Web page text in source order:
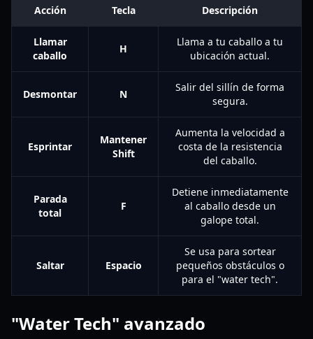
Acción Tecla Descripción
Llamar
caballo
H
Llama a tu caballo a tu
ubicación actual.
Desmontar N
Salir del sillín de forma
segura.
Esprintar
Mantener
Shift
Aumenta la velocidad a
costa de la resistencia
del caballo.
Parada
total
F
Detiene inmediatamente
al caballo desde un
galope total.
Saltar Espacio
Se usa para sortear
pequeños obstáculos o
para el "water tech".
"Water Tech" avanzado